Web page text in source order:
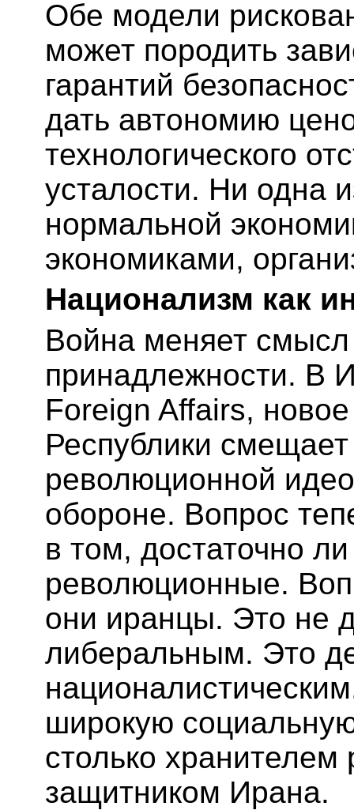
Обе модели
может породить
гарантий
дать автономию
технологического
усталости. Ни одна
нормальной
экономиками,
Национализм как
Война меняет
принадлежности. В
Foreign Affairs,
Республики
революционной
обороне. Вопрос
в том, достаточно
революционные.
они иранцы. Это не
либеральным. Это
широкую
столько
защитником Ирана.